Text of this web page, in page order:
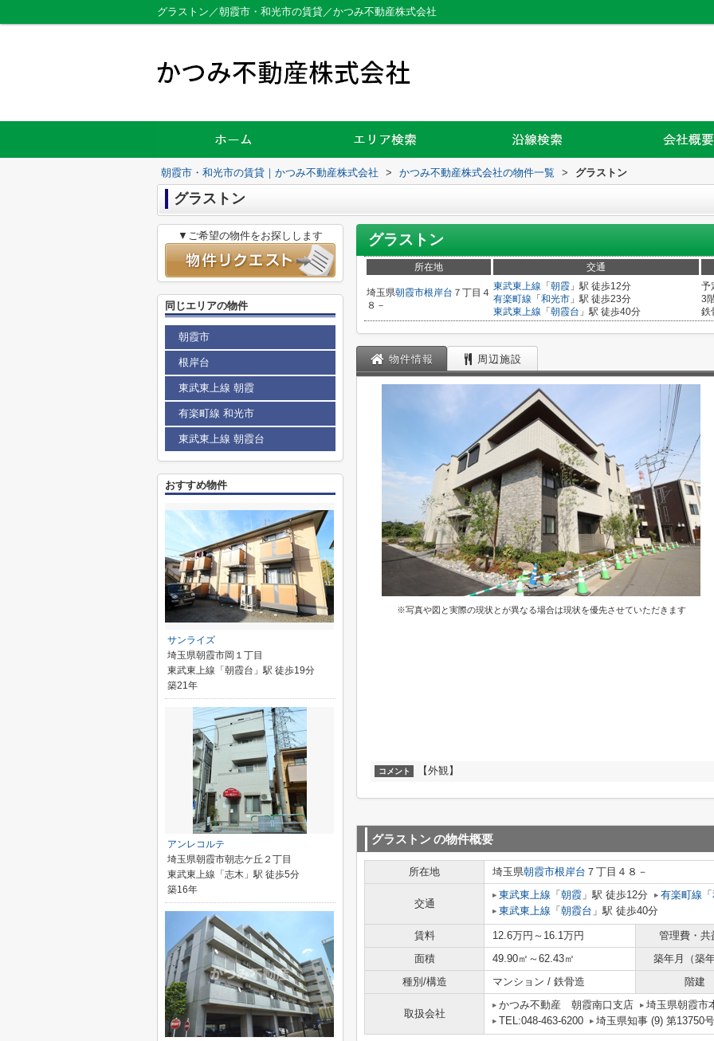
グラストン／朝霞市・和光市の賃貸／かつみ不動産株式会社
朝霞市・和光市の賃貸｜かつみ不動産株式会社 > かつみ不動産株式会社の物件一覧 > グラストン
グラストン
グラストン
所在地 交通
埼玉県朝霞市根岸台 ７丁目４
８－
東武東上線 「 朝霞 」駅 徒歩12分
有楽町線 「 和光市 」駅 徒歩23分
東武東上線 「 朝霞台 」駅 徒歩40分
予
3
鉄
物件情報 周辺施設
※写真や図と実際の現状とが異なる場合は現状を優先させていただきます
コメント 【外観】
グラストンの物件概要
所在地 埼玉県朝霞市根岸台 ７丁目４８－
交通
東武東上線 「 朝霞 」駅 徒歩12分 有楽町線 「
東武東上線 「 朝霞台 」駅 徒歩40分
賃料 12.6万円～16.1万円
管理費・共
面積
49.90㎡～62.43㎡
築年月（築
種別/構造
マンション / 鉄骨造 階建
取扱会社
かつみ不動産 朝霞南口支店
埼玉県朝霞市
TEL:048-463-6200
埼玉県知事 (9) 第13750号
▼ご希望の物件をお探しします
同じエリアの物件
朝霞市
根岸台
東武東上線 朝霞
有楽町線 和光市
東武東上線 朝霞台
おすすめ物件
サンライズ
埼玉県朝霞市岡１丁目
東武東上線「朝霞台」駅 徒歩19分
築21年
アンレコルテ
埼玉県朝霞市朝志ケ丘２丁目
東武東上線「志木」駅 徒歩5分
築16年